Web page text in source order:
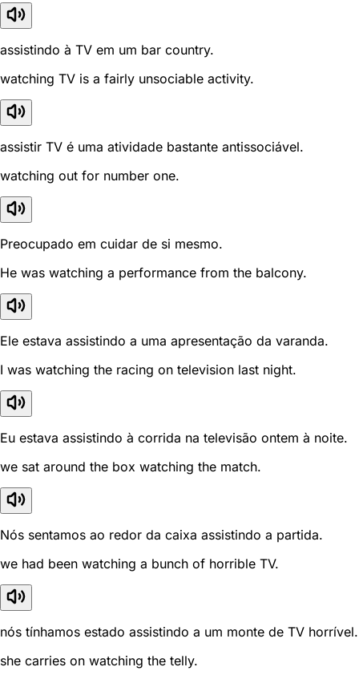
assistindo à TV em um bar country.
watching TV is a fairly unsociable activity.
assistir TV é uma atividade bastante antissociável.
watching out for number one.
Preocupado em cuidar de si mesmo.
He was watching a performance from the balcony.
Ele estava assistindo a uma apresentação da varanda.
I was watching the racing on television last night.
Eu estava assistindo à corrida na televisão ontem à noite.
we sat around the box watching the match.
Nós sentamos ao redor da caixa assistindo a partida.
we had been watching a bunch of horrible TV.
nós tínhamos estado assistindo a um monte de TV horrível.
she carries on watching the telly.